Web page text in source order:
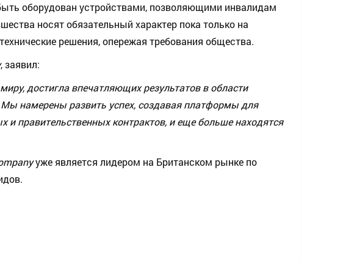
оборудован устройствами, позволяющими инвалидам
носят обязательный характер пока только на
решения, опережая требования общества.
, заявил:
достигла впечатляющих результатов в области
намерены развить успех, создавая платформы для
правительственных контрактов, и еще больше находятся
уже является лидером на Британском рынке по